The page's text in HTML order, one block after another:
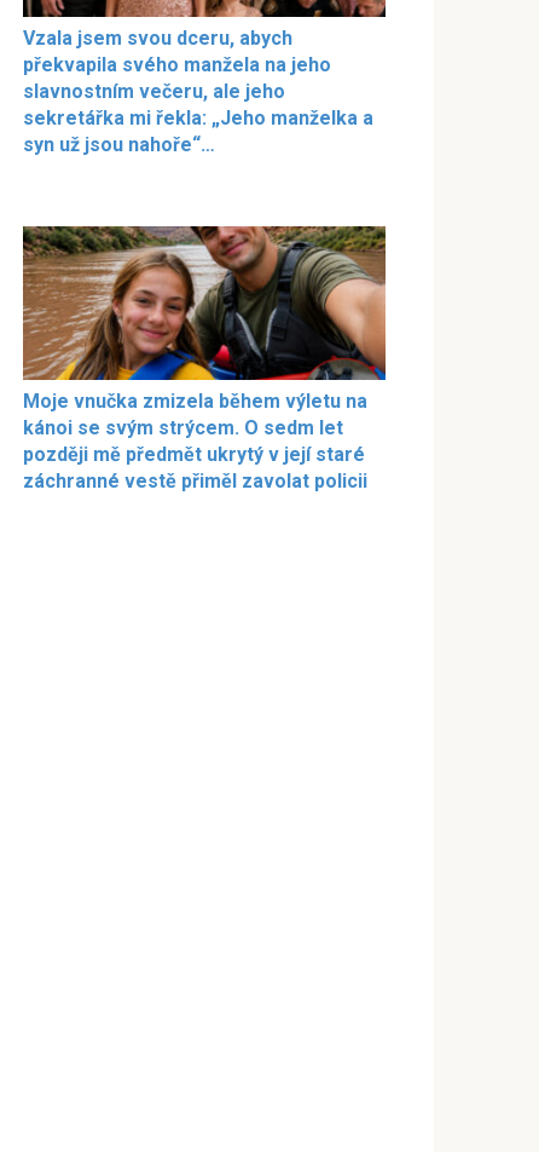
Vzala jsem svou dceru, abych
překvapila svého manžela na jeho
slavnostním večeru, ale jeho
sekretářka mi řekla: „Jeho manželka a
syn už jsou nahoře“…
Moje vnučka zmizela během výletu na
kánoi se svým strýcem. O sedm let
později mě předmět ukrytý v její staré
záchranné vestě přiměl zavolat policii